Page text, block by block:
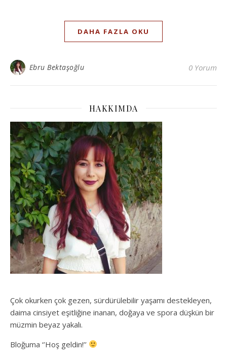
DAHA FAZLA OKU
Ebru Bektaşoğlu 0 Yorum
HAKKIMDA
Çok okurken çok gezen, sürdürülebilir yaşamı destekleyen,
daima cinsiyet eşitliğine inanan, doğaya ve spora düşkün bir
müzmin beyaz yakalı.
Bloğuma ‘’Hoş geldin!’’